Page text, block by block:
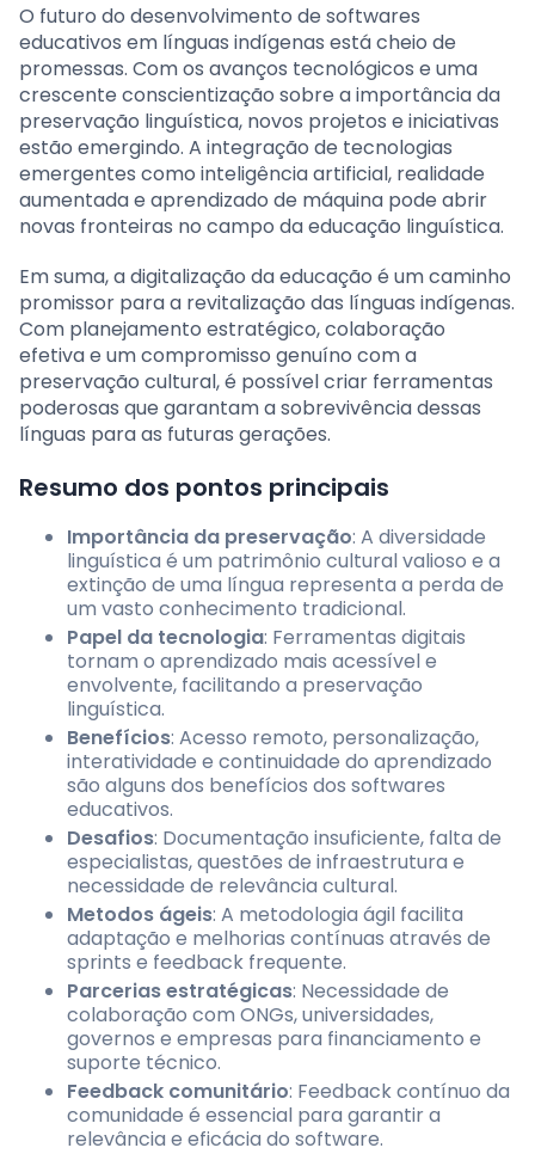
O futuro do desenvolvimento de softwares
educativos em línguas indígenas está cheio de
promessas. Com os avanços tecnológicos e uma
crescente conscientização sobre a importância da
preservação linguística, novos projetos e iniciativas
estão emergindo. A integração de tecnologias
emergentes como inteligência artificial, realidade
aumentada e aprendizado de máquina pode abrir
novas fronteiras no campo da educação linguística.
Em suma, a digitalização da educação é um caminho
promissor para a revitalização das línguas indígenas.
Com planejamento estratégico, colaboração
efetiva e um compromisso genuíno com a
preservação cultural, é possível criar ferramentas
poderosas que garantam a sobrevivência dessas
línguas para as futuras gerações.
Resumo dos pontos principais
Importância da preservação: A diversidade
linguística é um patrimônio cultural valioso e a
extinção de uma língua representa a perda de
um vasto conhecimento tradicional.
Papel da tecnologia: Ferramentas digitais
tornam o aprendizado mais acessível e
envolvente, facilitando a preservação
linguística.
Benefícios: Acesso remoto, personalização,
interatividade e continuidade do aprendizado
são alguns dos benefícios dos softwares
educativos.
Desafios: Documentação insuficiente, falta de
especialistas, questões de infraestrutura e
necessidade de relevância cultural.
Metodos ágeis: A metodologia ágil facilita
adaptação e melhorias contínuas através de
sprints e feedback frequente.
Parcerias estratégicas: Necessidade de
colaboração com ONGs, universidades,
governos e empresas para financiamento e
suporte técnico.
Feedback comunitário: Feedback contínuo da
comunidade é essencial para garantir a
relevância e eficácia do software.